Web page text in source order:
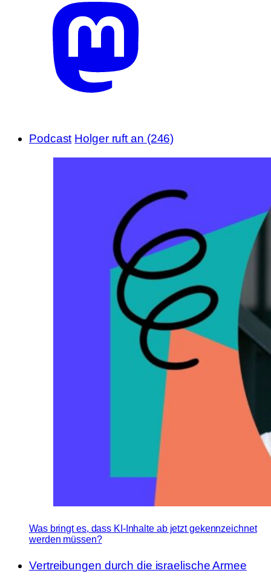
Podcast Holger ruft an (246)
Was bringt es, dass KI-Inhalte ab jetzt gekennzeichnet
werden müssen?
Vertreibungen durch die israelische Armee